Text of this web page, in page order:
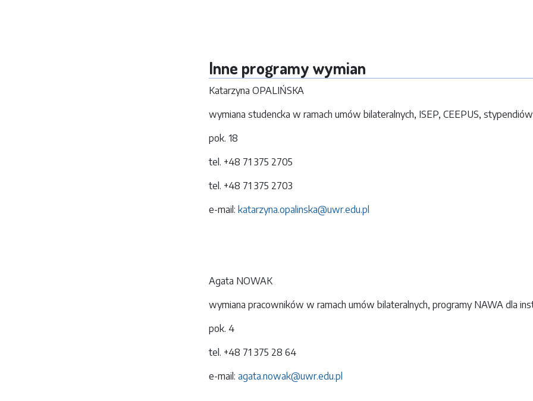
Inne programy wymian
Katarzyna OPALIŃSKA
wymiana studencka w ramach umów bilateralnych, ISEP, CEEPUS,
pok. 18
tel. +48 71 375 2705
tel. +48 71 375 2703
e-mail: katarzyna.opalinska@uwr.edu.pl
Agata NOWAK
wymiana pracowników w ramach umów bilateralnych, programy NAWA dla
pok. 4
tel. +48 71 375 28 64
e-mail: agata.nowak@uwr.edu.pl